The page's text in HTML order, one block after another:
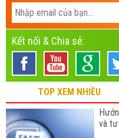
Kết nối & Chia sẻ:
TOP XEM NHIỀU
và tư